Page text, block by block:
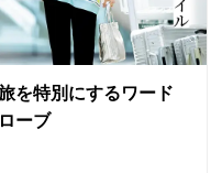
を特別にするワード
ローブ